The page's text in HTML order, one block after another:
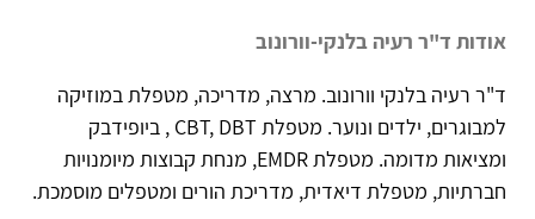
אודות ד"ר רעיה בלנקי-וורונוב
ד"ר רעיה בלנקי וורונוב. מרצה, מדריכה, מטפלת במוזיקה
למבוגרים, ילדים ונוער. מטפלת CBT, DBT , ביופידבק
ומציאות מדומה. מטפלת EMDR, מנחת קבוצות מיומנויות
חברתיות, מטפלת דיאדית, מדריכת הורים ומטפלים מוסמכת.